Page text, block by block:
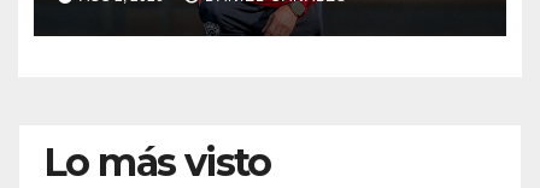
Lo más visto